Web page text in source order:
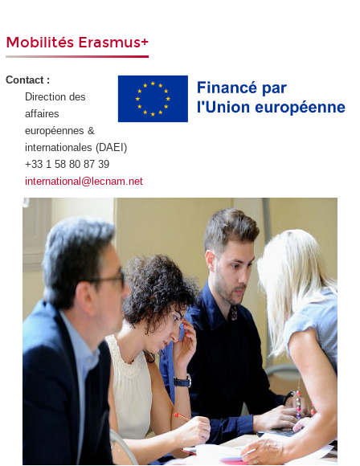
Mobilités Erasmus+
Contact :
Direction des
affaires
européennes &
internationales (DAEI)
+33 1 58 80 87 39
international@lecnam.net